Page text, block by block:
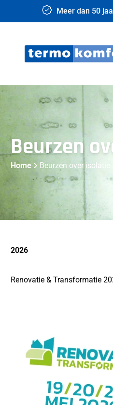
Meer dan 50
Beurzen
Home Beurzen over isolatie
2026
Renovatie & Transformatie